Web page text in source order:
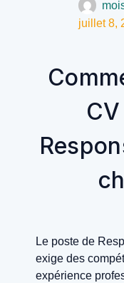
juillet 8,
Le poste de
exige des
expérience